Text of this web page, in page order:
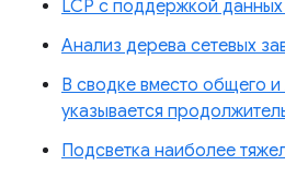
LCP с поддержкой
Анализ дерева сетевых
В сводке вместо общего
указывается
Подсветка наиболее